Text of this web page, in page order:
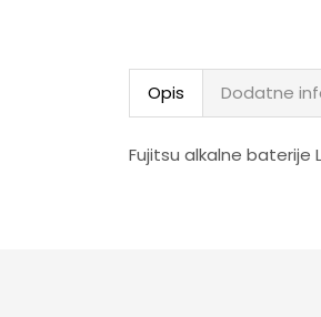
Opis Dodatne
Fujitsu alkalne baterije